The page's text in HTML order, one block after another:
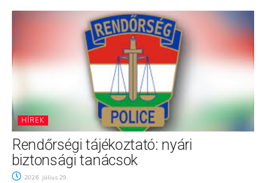
HÍREK
Rendőrségi tájékoztató: nyári
biztonsági tanácsok
2026. július 29.